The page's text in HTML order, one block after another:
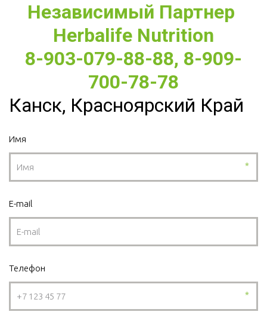
Независимый Партнер
Herbalife Nutrition
8-903-079-88-88, 8-909-
700-78-78
Канск, Красноярский Край
Имя
*
E-mail
Телефон
*